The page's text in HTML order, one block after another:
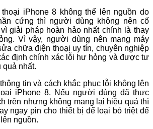
iPhone 8 không thể lên nguồn do
cứng thì người dùng không nên cố
giải pháp hoàn hảo nhất chính là thay
Vì vậy, người dùng nên mang máy
chữa điện thoại uy tín, chuyên nghiệp
định chính xác lỗi hư hỏng và được tư
quả nhất.
tin và cách khắc phục lỗi không lên
iPhone 8. Nếu người dùng đã thực
trên nhưng không mang lại hiệu quả thì
ngay pin cho thiết bị để loại bỏ triệt để
nguồn.